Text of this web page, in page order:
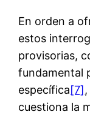
En orden a
estos
provisorias,
fundamental
específica[7]
cuestiona la